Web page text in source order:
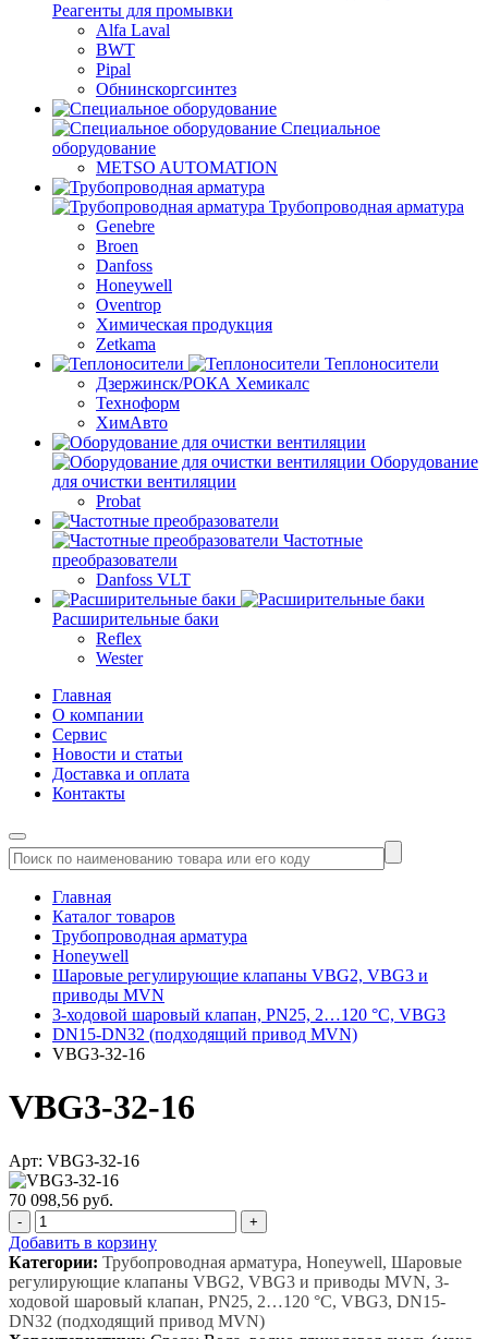
Реагенты для промывки
Alfa Laval
BWT
Pipal
Обнинскоргсинтез
Специальное
оборудование
METSO AUTOMATION
Трубопроводная арматура
Genebre
Broen
Danfoss
Honeywell
Oventrop
Химическая продукция
Zetkama
Теплоносители
Дзержинск/РОКА Хемикалс
Техноформ
ХимАвто
Оборудование
для очистки вентиляции
Probat
Частотные
преобразователи
Danfoss VLT
Расширительные баки
Reflex
Wester
Главная
О компании
Сервис
Новости и статьи
Доставка и оплата
Контакты
Главная
Каталог товаров
Трубопроводная арматура
Honeywell
Шаровые регулирующие клапаны VBG2, VBG3 и
приводы MVN
3-ходовой шаровый клапан, PN25, 2…120 °C, VBG3
DN15-DN32 (подходящий привод MVN)
VBG3-32-16
VBG3-32-16
Арт: VBG3-32-16
70 098,56 руб.
- +
Добавить в корзину
Категории: Трубопроводная арматура, Honeywell, Шаровые
регулирующие клапаны VBG2, VBG3 и приводы MVN, 3-
ходовой шаровый клапан, PN25, 2…120 °C, VBG3, DN15-
DN32 (подходящий привод MVN)